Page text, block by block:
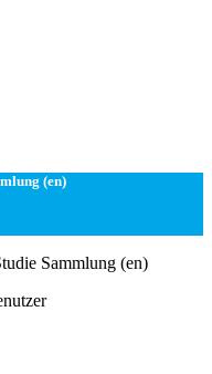
(en)
Sammlung (en)